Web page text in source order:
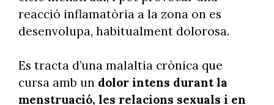
reacció inflamatòria a la zona on es
desenvolupa, habitualment dolorosa.
Es tracta d’una malaltia crònica que
cursa amb un dolor intens durant la
menstruació, les relacions sexuals i en